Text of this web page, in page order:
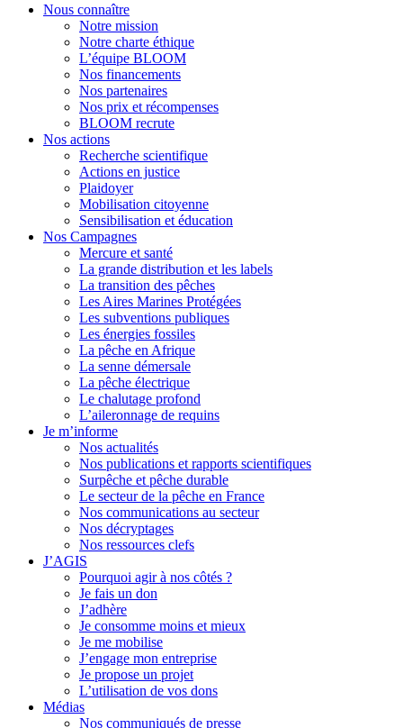
Nous connaître
Notre mission
Notre charte éthique
L’équipe BLOOM
Nos financements
Nos partenaires
Nos prix et récompenses
BLOOM recrute
Nos actions
Recherche scientifique
Actions en justice
Plaidoyer
Mobilisation citoyenne
Sensibilisation et éducation
Nos Campagnes
Mercure et santé
La grande distribution et les labels
La transition des pêches
Les Aires Marines Protégées
Les subventions publiques
Les énergies fossiles
La pêche en Afrique
La senne démersale
La pêche électrique
Le chalutage profond
L’aileronnage de requins
Je m’informe
Nos actualités
Nos publications et rapports scientifiques
Surpêche et pêche durable
Le secteur de la pêche en France
Nos communications au secteur
Nos décryptages
Nos ressources clefs
J’AGIS
Pourquoi agir à nos côtés ?
Je fais un don
J’adhère
Je consomme moins et mieux
Je me mobilise
J’engage mon entreprise
Je propose un projet
L’utilisation de vos dons
Médias
Nos communiqués de presse